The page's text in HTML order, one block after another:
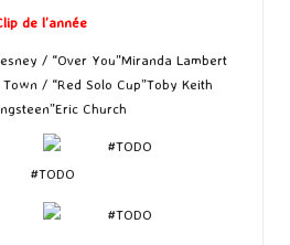
de l’année
/ “Over You”Miranda Lambert
/ “Red Solo Cup”Toby Keith
Church